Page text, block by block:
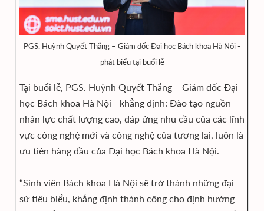
PGS. Huỳnh Quyết Thắng – Giám đốc Đại học Bách khoa Hà Nội -
phát biểu tại buổi lễ
Tại buổi lễ, PGS. Huỳnh Quyết Thắng – Giám đốc Đại
học Bách khoa Hà Nội - khẳng định: Đào tạo nguồn
nhân lực chất lượng cao, đáp ứng nhu cầu của các lĩnh
vực công nghệ mới và công nghệ của tương lai, luôn là
ưu tiên hàng đầu của Đại học Bách khoa Hà Nội.
“Sinh viên Bách khoa Hà Nội sẽ trở thành những đại
sứ tiêu biểu, khẳng định thành công cho định hướng